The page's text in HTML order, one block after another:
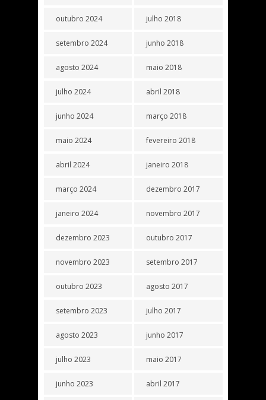
outubro 2024
setembro 2024
agosto 2024
julho 2024
junho 2024
maio 2024
abril 2024
março 2024
janeiro 2024
dezembro 2023
novembro 2023
outubro 2023
setembro 2023
agosto 2023
julho 2023
junho 2023
julho 2018
junho 2018
maio 2018
abril 2018
março 2018
fevereiro 2018
janeiro 2018
dezembro 2017
novembro 2017
outubro 2017
setembro 2017
agosto 2017
julho 2017
junho 2017
maio 2017
abril 2017